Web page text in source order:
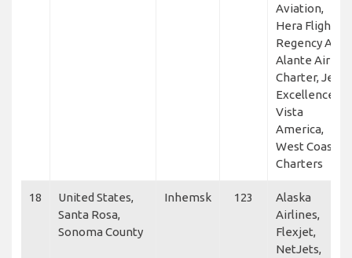
Aviation,
Hera Flight,
Regency Air,
Alante Air
Charter, Jet
Excellence,
Vista
America,
West Coast
Charters
18
United States,
Santa Rosa,
Sonoma County
Inhemsk 123
Alaska
Airlines,
Flexjet,
NetJets,